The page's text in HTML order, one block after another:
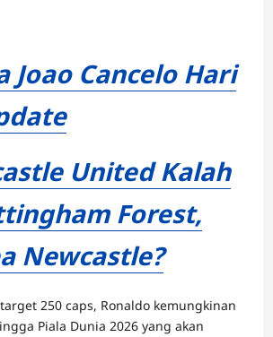
Joao Cancelo Hari
United Kalah
Forest,
Newcastle?
250 caps, Ronaldo kemungkinan
Piala Dunia 2026 yang akan